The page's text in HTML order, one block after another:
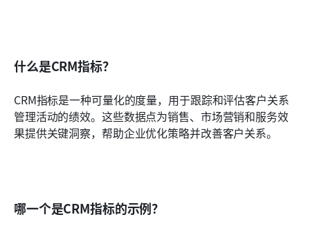
什么是CRM指标？
CRM指标是一种可量化的度量，用于跟踪和评估客户关系
管理活动的绩效。这些数据点为销售、市场营销和服务效
果提供关键洞察，帮助企业优化策略并改善客户关系。
哪一个是CRM指标的示例？